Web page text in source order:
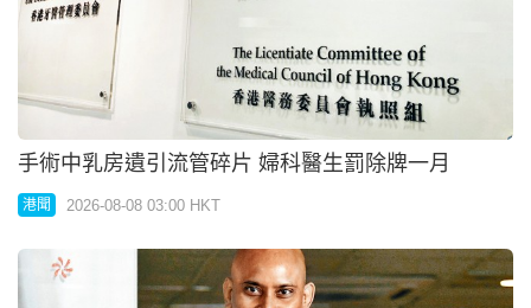
升降機口角踢走對方手機 印度籍副教授簽保守行為
2026-08-08 03:00 HKT